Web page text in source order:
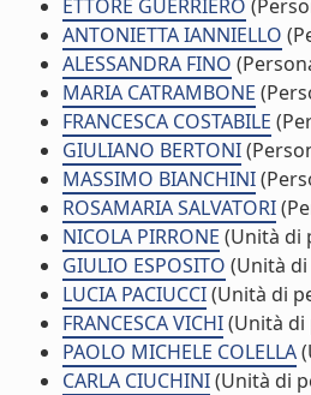
ETTORE GUERRIERO
ANTONIETTA IANNIELLO
ALESSANDRA FINO
MARIA CATRAMBONE
FRANCESCA COSTABILE
GIULIANO BERTONI
MASSIMO BIANCHINI
ROSAMARIA SALVATORI
NICOLA PIRRONE (Unità di
GIULIO ESPOSITO (Unità
LUCIA PACIUCCI(Unità di
FRANCESCA VICHI(Unità di
PAOLO MICHELE COLELLA
CARLA CIUCHINI(Unità di